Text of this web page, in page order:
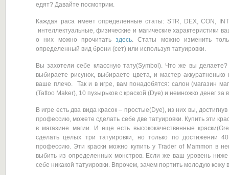
едят? Давайте посмотрим.
Каждая раса имеет определенные статы: STR, DEX, CON,
интеллектуальные, физические и магические характеристики
о них можно прочитатьздесь. Статы можно изменить
определенный вид брони (сет) или используя татуировки.
Вы захотели себе классную тату(Symbol). Что же вы
выбираете рисунок, выбираете цвета, и мастер
ваше плечо. Так и в игре, вам понадобятся: салон (магазин
(Tattoo Maker), 10 пузырьков с краской (Dye) и немножко денег за
В игре есть два вида красок – простые(Dye), из них вы,
профессию, можете сделать себе две татуировки. Купить эти
в магазине магии. И еще есть высококачественные
сделать целых три татуировки, но только по достижении
профессию. Эти краски можно купить у Trader of Mammon в
выбить из определенных монстров. Если же ваш уровень
себе никакой татуировки. Впрочем, зачем портить молодую кожу